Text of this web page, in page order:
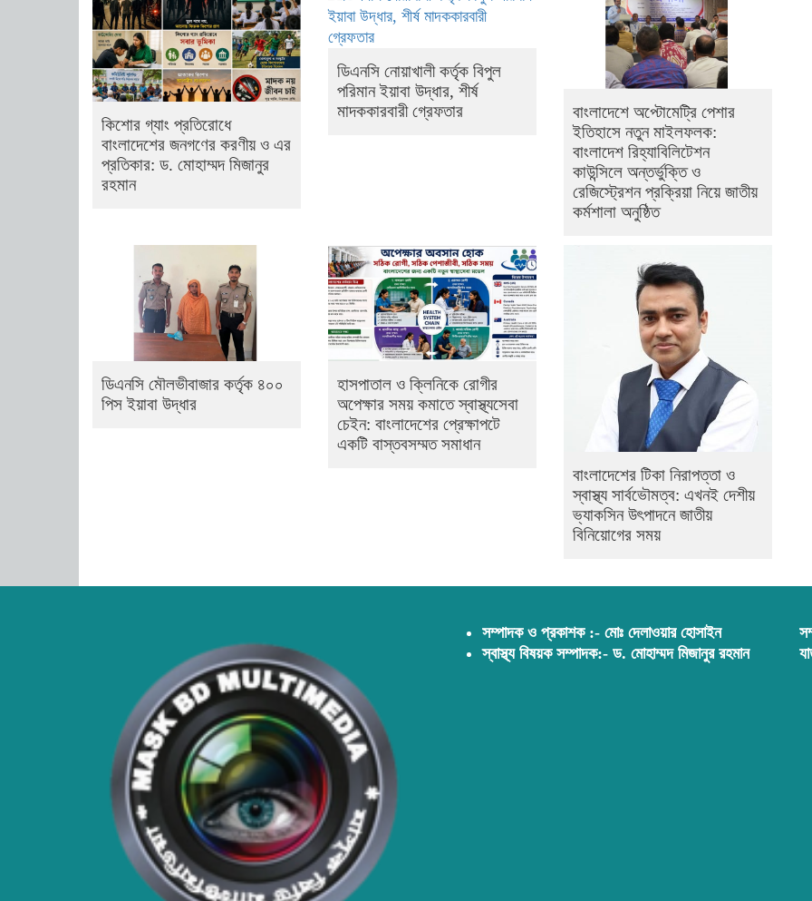
কিশোর গ্যাং প্রতিরোধে
বাংলাদেশের জনগণের করণীয় ও এর
প্রতিকার: ড. মোহাম্মদ মিজানুর
রহমান
ডিএনসি নোয়াখালী কর্তৃক বিপুল
পরিমান ইয়াবা উদ্ধার, শীর্ষ
মাদককারবারী গ্রেফতার
বাংলাদেশে অপ্টোমেট্রি পেশার
ইতিহাসে নতুন মাইলফলক:
বাংলাদেশ রিহ্যাবিলিটেশন
কাউন্সিলে অন্তর্ভুক্তি ও
রেজিস্ট্রেশন প্রক্রিয়া নিয়ে জাতীয়
কর্মশালা অনুষ্ঠিত
ডিএনসি মৌলভীবাজার কর্তৃক ৪০০
পিস ইয়াবা উদ্ধার
হাসপাতাল ও ক্লিনিকে রোগীর
অপেক্ষার সময় কমাতে স্বাস্থ্যসেবা
চেইন: বাংলাদেশের প্রেক্ষাপটে
একটি বাস্তবসম্মত সমাধান
বাংলাদেশের টিকা নিরাপত্তা ও
স্বাস্থ্য সার্বভৌমত্ব: এখনই দেশীয়
ভ্যাকসিন উৎপাদনে জাতীয়
বিনিয়োগের সময়
সম্পাদক ও প্রকাশক :- মোঃ দেলাওয়ার হোসাইন
স্বাস্থ্য বিষয়ক সম্পাদক:- ড. মোহাম্মদ মিজানুর রহমান